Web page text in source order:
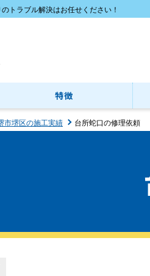
トラブル解決はお任せください！
特徴
市堺区の施工実績 台所蛇口の修理依頼